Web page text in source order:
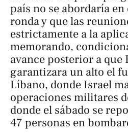
país no se abordaría
ronda y que las
estrictamente a la
memorando,
avance posterior a que
garantizara un alto el
Líbano, donde Israel
operaciones militares
donde el sábado se
47 personas en